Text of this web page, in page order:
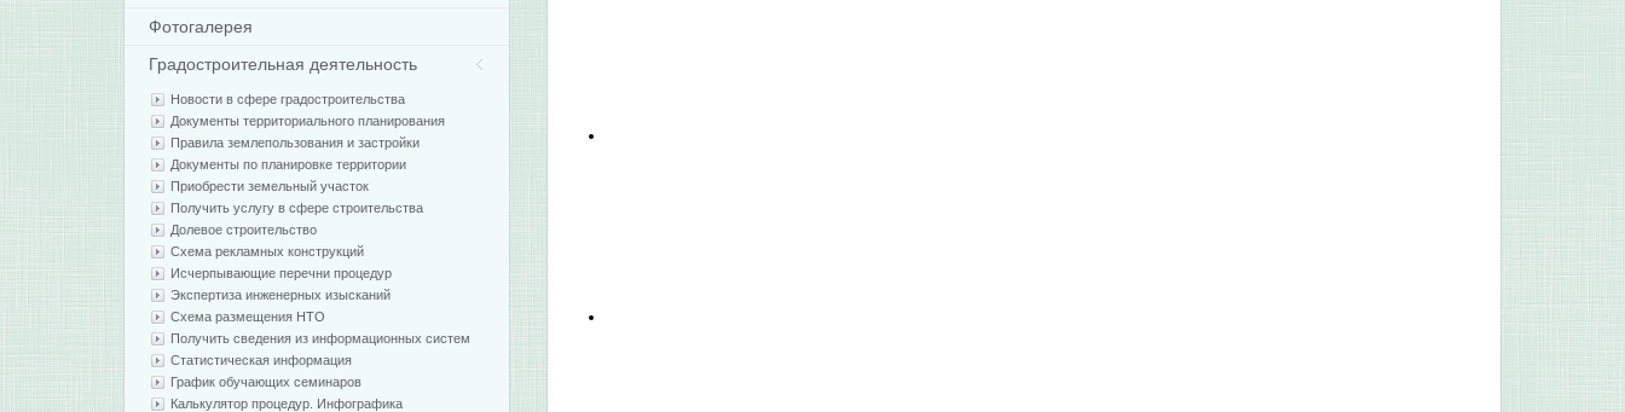
Фотогалерея
Градостроительная деятельность
Новости в сфере градостроительства
Документы территориального планирования
Правила землепользования и застройки
Документы по планировке территории
Приобрести земельный участок
Получить услугу в сфере строительства
Долевое строительство
Схема рекламных конструкций
Исчерпывающие перечни процедур
Экспертиза инженерных изысканий
Схема размещения НТО
Получить сведения из информационных систем
Статистическая информация
График обучающих семинаров
Калькулятор процедур. Инфографика